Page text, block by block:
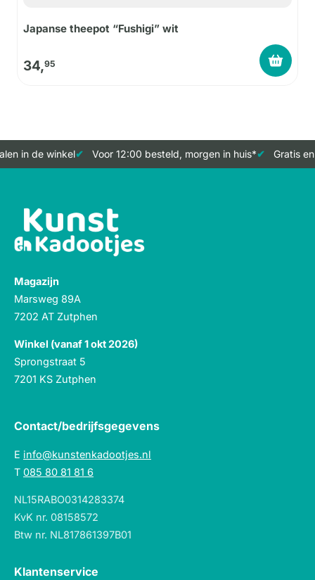
Japanse theepot “Fushigi” wit
34,95
in de winkel Voor 12:00 besteld, morgen in huis* Gratis
Magazijn
Marsweg 89A
7202 AT Zutphen
Winkel (vanaf 1 okt 2026)
Sprongstraat 5
7201 KS Zutphen
Contact/bedrijfsgegevens
E info@kunstenkadootjes.nl
T 085 80 81 81 6
NL15RABO0314283374
KvK nr. 08158572
Btw nr. NL817861397B01
Klantenservice